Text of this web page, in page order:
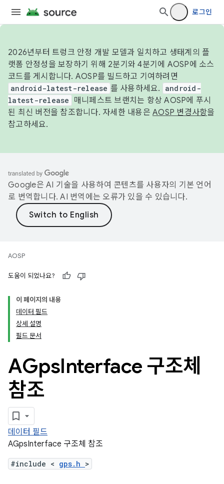
로그인
2026년부터 트렁크 안정 개발 모델과 일치하고 생태계의 플
랫폼 안정성을 보장하기 위해 2분기와 4분기에 AOSP에 소스
코드를 게시합니다. AOSP를 빌드하고 기여하려면
android-latest-release 를 사용하세요.
android-
latest-release
매니페스트 브랜치는 항상 AOSP에 푸시
된 최신 버전을 참조합니다. 자세한 내용은 AOSP 변경사항을
참고하세요.
Google은 AI 기술을 사용하여 콘텐츠를 사용자의 기본 언어
로 번역합니다. AI 번역에는 오류가 있을 수 있습니다.
AOSP
도움이 되었나요?
이 페이지의 내용
데이터 필드
상세 설명
필드 문서
AGpsInterface 구조체
참조
데이터 필드
AGpsInterface 구조체 참조
#include < gps.h >